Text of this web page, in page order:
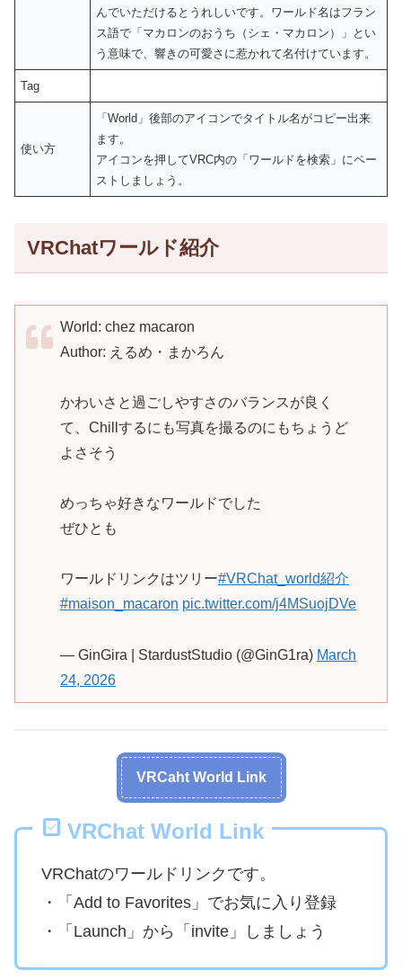
んでいただけるとうれしいです。ワールド名はフラン
ス語で「マカロンのおうち（シェ・マカロン）」とい
う意味で、響きの可愛さに惹かれて名付けています。
Tag
使い方
「World」後部のアイコンでタイトル名がコピー出来
ます。
アイコンを押してVRC内の「ワールドを検索」にペー
ストしましょう。
VRChatワールド紹介
World: chez macaron
Author: えるめ・まかろん
かわいさと過ごしやすさのバランスが良く
て、Chillするにも写真を撮るのにもちょうど
よさそう
めっちゃ好きなワールドでした
ぜひとも
ワールドリンクはツリー#VRChat_world紹介
#maison_macaron pic.twitter.com/j4MSuojDVe
— GinGira | StardustStudio (@GinG1ra) March
24, 2026
VRCaht World Link
VRChat World Link
VRChatのワールドリンクです。
・「Add to Favorites」でお気に入り登録
・「Launch」から「invite」しましょう